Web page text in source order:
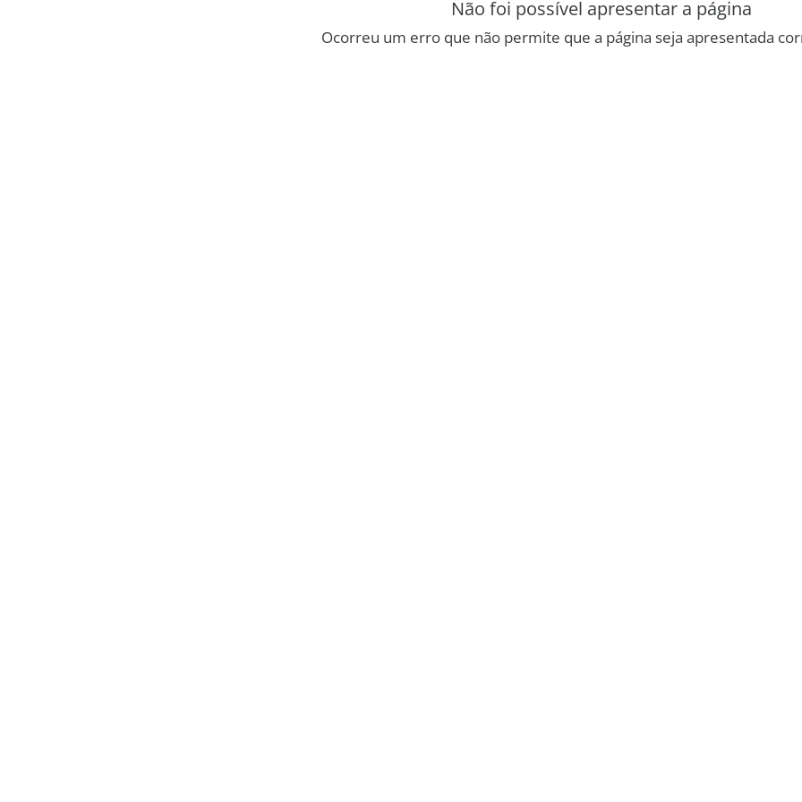
Não foi possível apresentar a página
Ocorreu um erro que não permite que a página seja apresentada